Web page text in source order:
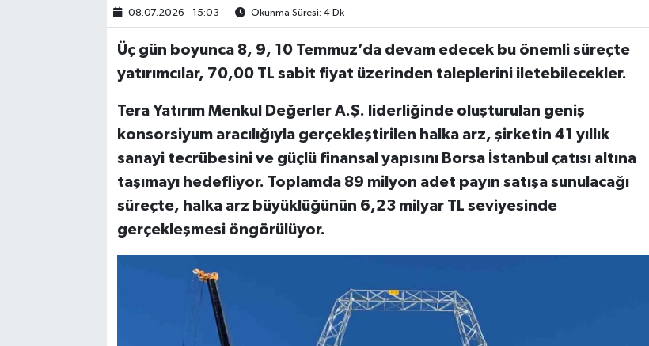
08.07.2026 - 15:03 Okunma Süresi: 4 Dk
Üç gün boyunca 8, 9, 10 Temmuz’da devam edecek bu önemli süreçte
yatırımcılar, 70,00 TL sabit fiyat üzerinden taleplerini iletebilecekler.
Tera Yatırım Menkul Değerler A.Ş. liderliğinde oluşturulan geniş
konsorsiyum aracılığıyla gerçekleştirilen halka arz, şirketin 41 yıllık
sanayi tecrübesini ve güçlü finansal yapısını Borsa İstanbul çatısı altına
taşımayı hedefliyor. Toplamda 89 milyon adet payın satışa sunulacağı
süreçte, halka arz büyüklüğünün 6,23 milyar TL seviyesinde
gerçekleşmesi öngörülüyor.